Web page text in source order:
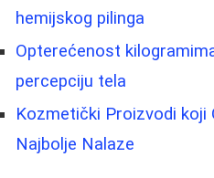
hemijskog pilinga
Opterećenost
percepciju tela
Kozmetički Proizvodi koji
Najbolje Nalaze